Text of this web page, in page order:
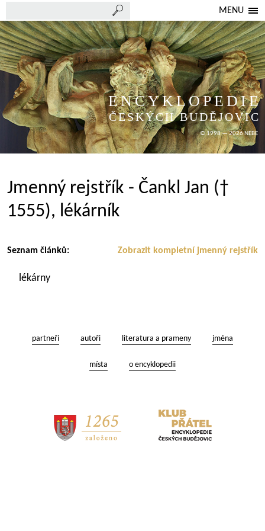
MENU
ENCYKLOPEDIE
ČESKÝCH BUDĚJOVIC
© 1998 — 2026 NEBE
Jmenný rejstřík - Čankl Jan (†
1555), lékárník
Zobrazit kompletní jmenný rejstřík
Seznam článků:
lékárny
partneři autoři literatura a prameny jména
místa o encyklopedii